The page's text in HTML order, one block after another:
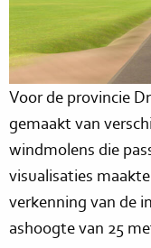
Voor de provincie
gemaakt van
windmolens die
visualisaties
verkenning van de
ashoogte van 25